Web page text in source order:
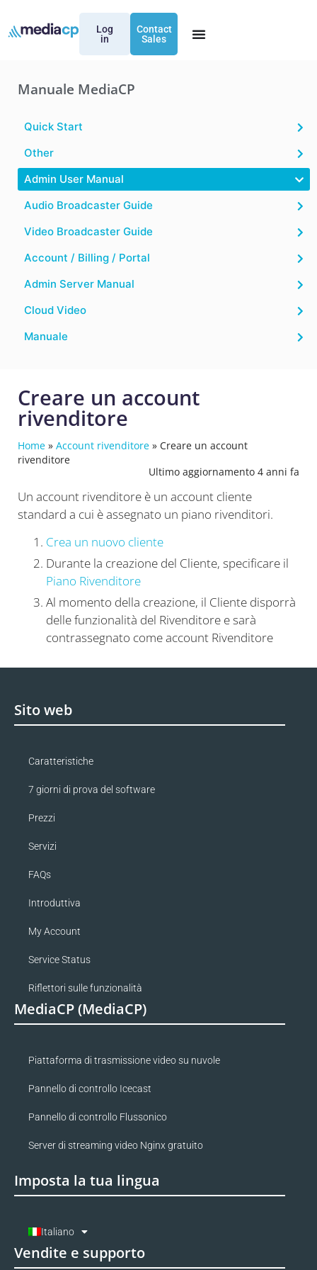
Log
in
Contact
Sales
Manuale MediaCP
Quick Start
Other
Admin User Manual
Audio Broadcaster Guide
Video Broadcaster Guide
Account / Billing / Portal
Admin Server Manual
Cloud Video
Manuale
Creare un account
rivenditore
Home » Account rivenditore » Creare un account
rivenditore
Ultimo aggiornamento 4 anni fa
Un account rivenditore è un account cliente
standard a cui è assegnato un piano rivenditori.
Crea un nuovo cliente
Durante la creazione del Cliente, specificare il
Piano Rivenditore
Al momento della creazione, il Cliente disporrà
delle funzionalità del Rivenditore e sarà
contrassegnato come account Rivenditore
Sito web
Caratteristiche
7 giorni di prova del software
Prezzi
Servizi
FAQs
Introduttiva
My Account
Service Status
Riflettori sulle funzionalità
MediaCP (MediaCP)
Piattaforma di trasmissione video su nuvole
Pannello di controllo Icecast
Pannello di controllo Flussonico
Server di streaming video Nginx gratuito
Imposta la tua lingua
Italiano
Vendite e supporto